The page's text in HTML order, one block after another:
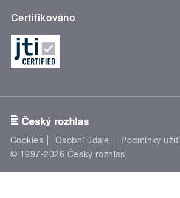
Certifikováno
Cookies Osobní údaje Podmínky užití
© 1997-2026 Český rozhlas